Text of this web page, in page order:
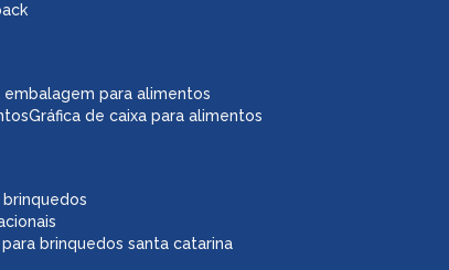
embalagem para alimentos
gráfica de caixa para alimentos
brinquedos
para brinquedos santa catarina